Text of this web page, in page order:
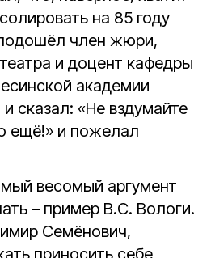
на 85 году
член жюри,
и доцент кафедры
академии
сказал: «Не вздумайте
ещё!» и пожелал
весомый аргумент
– пример В.С. Вологи.
Семёнович,
приносить себе